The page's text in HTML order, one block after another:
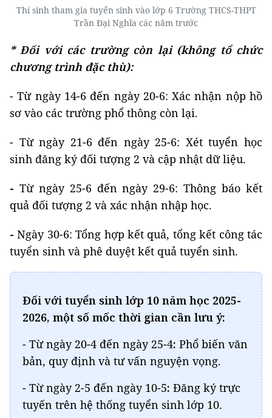
Thí sinh tham gia tuyển sinh vào lớp 6 Trường THCS-THPT
Trần Đại Nghĩa các năm trước
* Đối với các trường còn lại (không tổ chức
chương trình đặc thù):
- Từ ngày 14-6 đến ngày 20-6: Xác nhận nộp hồ
sơ vào các trường phổ thông còn lại.
- Từ ngày 21-6 đến ngày 25-6: Xét tuyển học
sinh đăng ký đối tượng 2 và cập nhật dữ liệu.
- Từ ngày 25-6 đến ngày 29-6: Thông báo kết
quả đối tượng 2 và xác nhận nhập học.
- Ngày 30-6: Tổng hợp kết quả, tổng kết công tác
tuyển sinh và phê duyệt kết quả tuyển sinh.
Đối với tuyển sinh lớp 10 năm học 2025-
2026, một số mốc thời gian cần lưu ý:
- Từ ngày 20-4 đến ngày 25-4: Phổ biến văn
bản, quy định và tư vấn nguyện vọng.
- Từ ngày 2-5 đến ngày 10-5: Đăng ký trực
tuyến trên hệ thống tuyển sinh lớp 10.